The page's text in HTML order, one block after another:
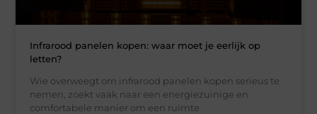
Infrarood panelen kopen: waar moet je eerlijk op
letten?
Wie overweegt om infrarood panelen kopen serieus te
nemen, zoekt vaak naar een energiezuinige en
comfortabele manier om een ruimte